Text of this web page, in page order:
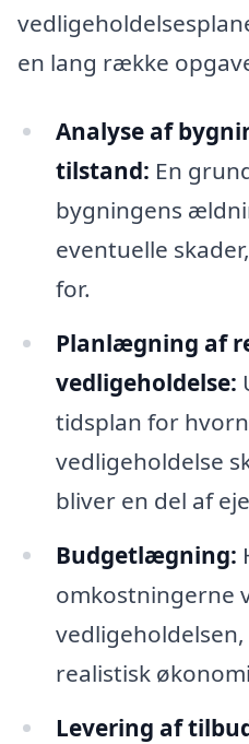
en lang række
Analyse af
tilstand: En
bygningens
eventuelle
for.
Planlægning af
vedligeholdelse:
tidsplan for
vedligeholdelse
bliver en del af
Budgetlægning:
omkostningerne
realistisk
Levering af